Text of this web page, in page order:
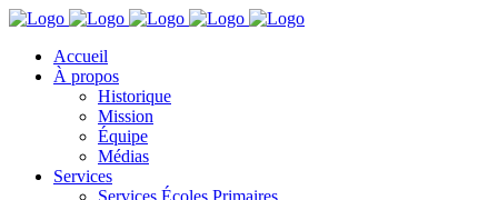
Accueil
À propos
Historique
Mission
Équipe
Médias
Services
Services Écoles Primaires